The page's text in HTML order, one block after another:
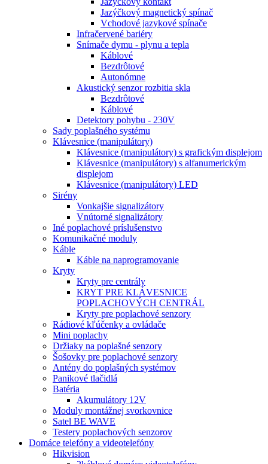
Jazýčkový magnetický spínač
Vchodové jazykové spínače
Infračervené bariéry
Snímače dymu - plynu a tepla
Káblové
Bezdrôtové
Autonómne
Akustický senzor rozbitia skla
Bezdrôtové
Káblové
Detektory pohybu - 230V
Sady poplašného systému
Klávesnice (manipulátory)
Klávesnice (manipulátory) s grafickým displejom
Klávesnice (manipulátory) s alfanumerickým
displejom
Klávesnice (manipulátory) LED
Sirény
Vonkajšie signalizátory
Vnútorné signalizátory
Iné poplachové príslušenstvo
Komunikačné moduly
Káble
Káble na naprogramovanie
Kryty
Kryty pre centrály
KRYT PRE KLÁVESNICE
POPLACHOVÝCH CENTRÁL
Kryty pre poplachové senzory
Rádiové kľúčenky a ovládače
Mini poplachy
Držiaky na poplašné senzory
Šošovky pre poplachové senzory
Antény do poplašných systémov
Panikové tlačidlá
Batéria
Akumulátory 12V
Moduly montážnej svorkovnice
Satel BE WAVE
Testery poplachových senzorov
Domáce telefóny a videotelefóny
Hikvision